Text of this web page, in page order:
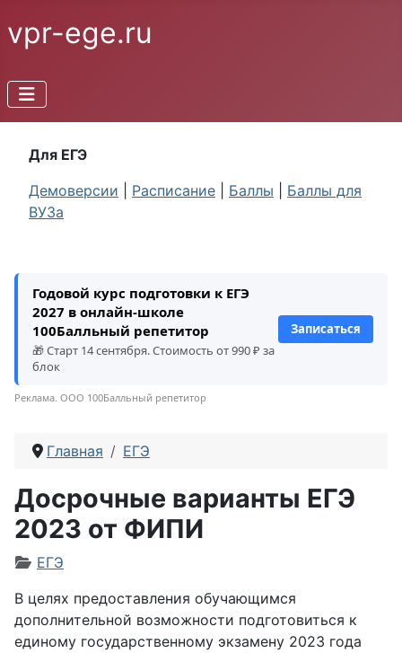
vpr-ege.ru
Для ЕГЭ
Демоверсии
Расписание Баллы
Баллы для
ВУЗа
Годовой курс подготовки к ЕГЭ
2027 в онлайн-школе
100Балльный репетитор
🎁 Старт 14 сентября. Стоимость от 990 ₽ за
блок
Записаться
Реклама. ООО 100Балльный репетитор
Главная ЕГЭ
Досрочные варианты ЕГЭ
2023 от ФИПИ
Информация о материале
ЕГЭ
В целях предоставления обучающимся
дополнительной возможности подготовиться к
единому государственному экзамену 2023 года